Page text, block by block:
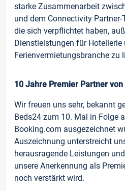
starke Zusammenarbeit
und dem Connectivity
die sich verpflichtet haben,
Dienstleistungen für Hotellerie
Ferienvermietungsbranche zu
10 Jahre Premier Partner
Wir freuen uns sehr, bekannt
Beds24 zum 10. Mal in Folge
Booking.com ausgezeichnet
Auszeichnung unterstreicht
herausragende Leistungen
unsere Anerkennung als
noch verstärkt wird.